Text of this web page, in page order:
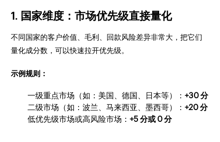
1. 国家维度：市场优先级直接量化
不同国家的客户价值、毛利、回款风险差异非常大，把它们
量化成分数，可以快速拉开优先级。
示例规则：
一级重点市场（如：美国、德国、日本等）：+30 分
二级市场（如：波兰、马来西亚、墨西哥）：+20 分
低优先级市场或高风险市场：+5 分或 0 分